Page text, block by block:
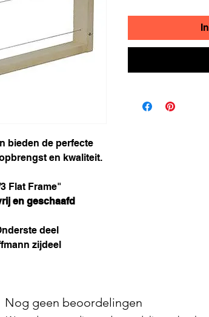
bieden de perfecte
en kwaliteit.
Flat Frame"
en geschaafd
deel
zijdeel
Nog geen beoordelingen